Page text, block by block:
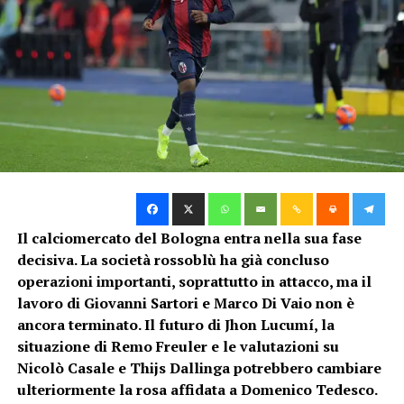
Fonte
Segui le notizie su Telegram!
pronto il rinnovo di contratto
DA NON PERDERE
Calciomercato: occhi in casa Bologna per l’Udinese
Nico
le porte del calcio internazionale.
L’esperienza di Peltonen in
Danimarca
Peltonen ha successivamente scelto la Danimarca,
entrando nel progetto delNordsjælland. Con il club
danese ha proseguito il proprio percorso di crescita fino
al 2022, confrontandosi con un campionato
competitivo e caratterizzato da ritmi elevati.
In seguito ha vestito la maglia del Fortuna Hjørring
una delle squadre più conosciute e prestigiose del
movimento femminile danese. La nuova rossoblù ha
trascorso le ultime quattro stagioni con il Fortuna,
maturando un’esperienza che potrà rivelarsi preziosa
per il Bologna.
Il calciomercato del Bologna entra nella sua fase
decisiva. La società rossoblù ha già concluso
operazioni importanti, soprattutto in attacco, ma il
lavoro di Giovanni Sartori e Marco Di Vaio non è
ancora terminato. Il futuro di Jhon Lucumí, la
situazione di Remo Freuler e le valutazioni su
Nicolò Casale e Thijs Dallinga potrebbero cambiare
ulteriormente la rosa affidata a Domenico Tedesco.